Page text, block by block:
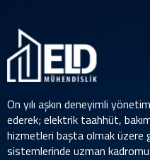
On yılı aşkın deneyimli
ederek; elektrik taahhüt,
hizmetleri başta olmak üzere
sistemlerinde uzman